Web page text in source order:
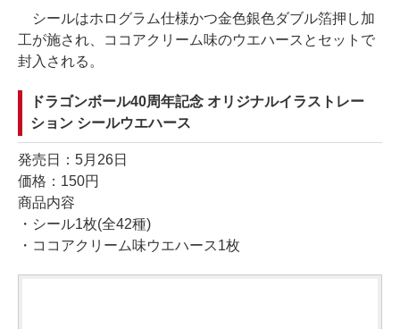
シールはホログラム仕様かつ金色銀色ダブル箔押し加
工が施され、ココアクリーム味のウエハースとセットで
封入される。
ドラゴンボール40周年記念 オリジナルイラストレー
ション シールウエハース
発売日：5月26日
価格：150円
商品内容
・シール1枚(全42種)
・ココアクリーム味ウエハース1枚